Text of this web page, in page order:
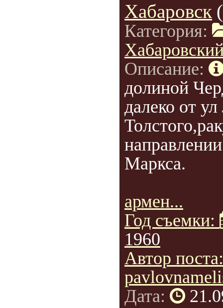
Хабаровск
Категория:
Описание:
долиной
далеко от
Маркса.
армен...
Год съемки:
1960
Автор
Дата: